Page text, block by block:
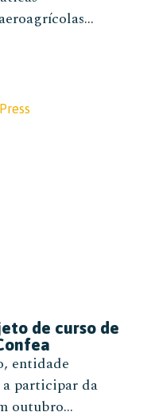
de curso de
entidade
participar da
outubro...